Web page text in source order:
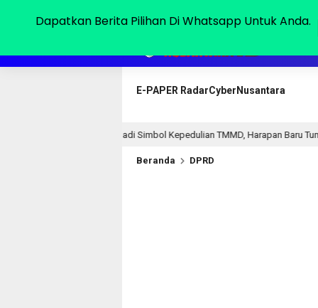
E-PAPER RadarCyberNusantara
Jadi Simbol Kepedulian TMMD, Harapan Baru Tumbuh di Bukit Pinang
Beranda DPRD
Dapatkan Berita Pilihan Di Whatsapp Untuk Anda.